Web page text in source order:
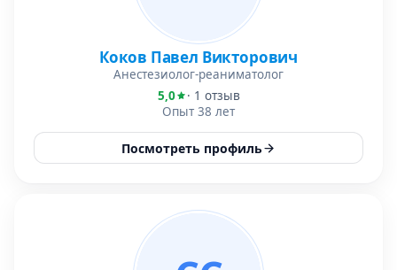
Коков Павел Викторович
Анестезиолог-реаниматолог
5,0
· 1 отзыв
Опыт 38 лет
Посмотреть профиль